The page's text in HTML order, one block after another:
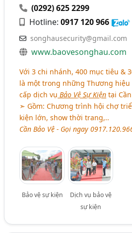
(0292) 625 2299
Hotline:0917 120 966
songhausecurity@gmail.com
www.baovesonghau.com
Với 3 chi nhánh, 400 mục tiêu &
là một trong những Thương
cấp dịch vụ Bảo Vệ Sự Kiện tại
➣ Gồm: Chương trình hội chợ
kiện lớn, show thời trang,..
Cần Bảo Vệ - Gọi ngay
Bảo vệ sự kiện
Dịch vụ bảo vệ
sự kiện